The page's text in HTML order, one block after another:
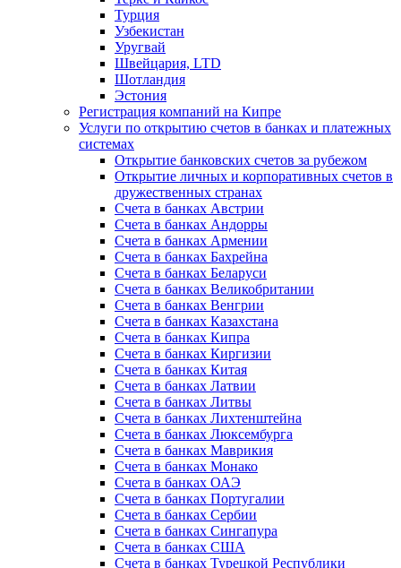
Турция
Узбекистан
Уругвай
Швейцария, LTD
Шотландия
Эстония
Регистрация компаний на Кипре
Услуги по открытию счетов в банках и платежных
системах
Открытие банковских счетов за рубежом
Открытие личных и корпоративных счетов в
дружественных странах
Счета в банках Австрии
Счета в банках Андорры
Счета в банках Армении
Счета в банках Бахрейна
Счета в банках Беларуси
Счета в банках Великобритании
Счета в банках Венгрии
Счета в банках Казахстана
Счета в банках Кипра
Счета в банках Киргизии
Счета в банках Китая
Счета в банках Латвии
Счета в банках Литвы
Счета в банках Лихтенштейна
Счета в банках Люксембурга
Счета в банках Маврикия
Счета в банках Монако
Счета в банках ОАЭ
Счета в банках Португалии
Счета в банках Сербии
Счета в банках Сингапура
Счета в банках США
Счета в банках Турецкой Республики